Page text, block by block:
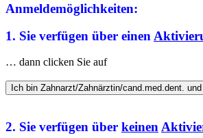
Anmeldemöglichkeiten:
1. Sie verfügen über einen
… dann clicken Sie auf
2. Sie verfügen über keinen